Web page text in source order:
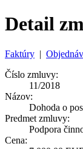
Detail
Faktúry |
Číslo zmluvy:
11/2018
Názov:
Dohoda o
Predmet zmluvy:
Podpora
Cena: